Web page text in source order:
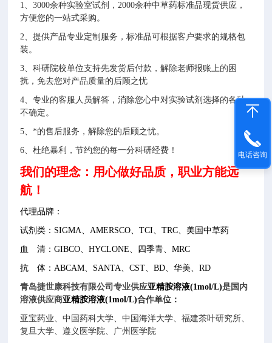
1、3000余种实验室试剂 ，2000余种中草药标准品现货供应，
方便您的一站式采购。
2、提供产品专业定制服务，标准品可根据客户要求的规格包
装。
3、科研院校单位支持先发货后付款，解除老师报账上的困
扰，免去您对产品质量的后顾之忧
4、专业的客服人员解答，消除您心中对实验试剂选择的各种
不确定。
5、*的售后服务，解除您的后顾之忧。
6、杜绝暴利，节约您的每一分科研经费！
我们的理念：用心做好品质，职业方能远
航！
代理品牌 ：
试剂类：SIGMA、AMERSCO、TCI、TRC、美国中草药
血 清：GIBCO、HYCLONE、四季青、MRC
抗 体：ABCAM、SANTA、CST、BD、华美、RD
青岛捷世康科技有限公司专业供应亚精胺溶液(1mol/L)是国内
溶液供应商亚精胺溶液(1mol/L)合作单位：
亚宝药业、中国药科大学、中国海洋大学、福建茶叶研究所、
复旦大学、遵义医学院、广州医学院
电话咨询